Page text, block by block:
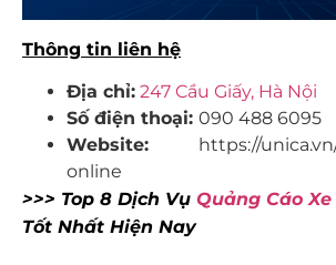
Thông tin liên hệ
Địa chỉ: 247 Cầu Giấy, Hà Nội
Số điện thoại: 090 488 6095
Website:
https://
online
>>> Top 8 Dịch Vụ Quảng Cáo
Tốt Nhất Hiện Nay